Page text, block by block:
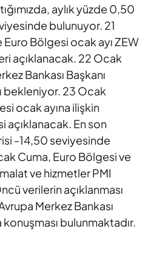
aylık yüzde 0,50
bulunuyor. 21
Euro Bölgesi ocak ayı ZEW
açıklanacak. 22 Ocak
Bankası Başkanı
bekleniyor. 23 Ocak
ocak ayına ilişkin
En son
-14,50 seviyesinde
Cuma, Euro Bölgesi ve
ve hizmetler PMI
verilerin açıklanması
Merkez Bankası
konuşması bulunmaktadır.